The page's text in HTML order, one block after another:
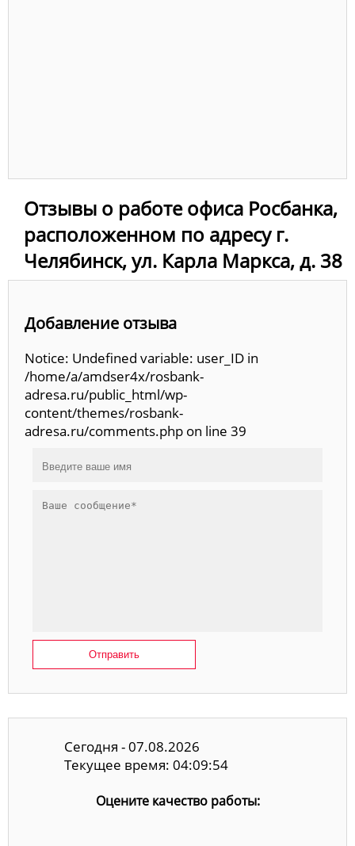
Отзывы о работе офиса Росбанка,
расположенном по адресу г.
Челябинск, ул. Карла Маркса, д. 38
Добавление отзыва
Notice: Undefined variable: user_ID in
/home/a/amdser4x/rosbank-
adresa.ru/public_html/wp-
content/themes/rosbank-
adresa.ru/comments.php on line 39
Отправить
Сегодня - 07.08.2026
Текущее время: 04:09:55
Оцените качество работы: